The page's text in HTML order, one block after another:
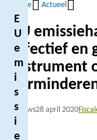
Kruimelpad
Home Actueel
EU
effectief en
instrument
Nieuws28 april 2020
E
U
e
m
i
s
s
i
e